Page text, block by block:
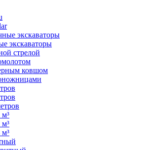
экскаваторы
экскаваторы
стрелой
ковшом